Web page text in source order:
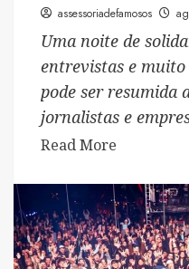
assessoriadefamosos
Uma noite de
entrevistas e
pode ser resumida
jornalistas e
Read More
about
Wilker
Manoel
Soares